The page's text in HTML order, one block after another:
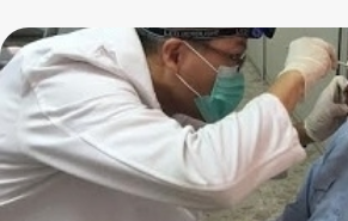
喪失味覺、唾液量減少等三項症狀，甚至
察覺，上述症狀雖於治療兩、三年後開始
合醫囑、定期追蹤病情，目前仍持續耕作
身。 鄭先生表示，過去菸、酒、檳榔樣樣
以為是被檳榔渣噎住而所引起的不適，檢
彰基開刀，剛開刀後的自己，成了無喉患